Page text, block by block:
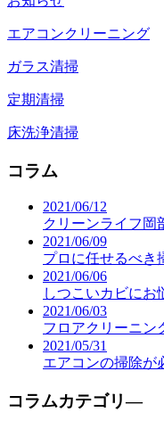
エアコンクリーニング
ガラス清掃
定期清掃
床洗浄清掃
コラム
2021/06/12
クリーンライフ
2021/06/09
プロに任せるべ
2021/06/06
しつこいカビに
2021/06/03
フロアクリーニ
2021/05/31
エアコンの掃除
コラムカテゴリ―